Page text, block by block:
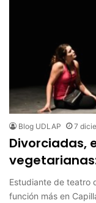
Blog UDLAP 7
Divorciadas,
Estudiante de teatro
función más en